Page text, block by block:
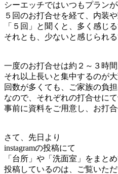
シーエッチではいつもプラン
５回のお打合せを経て、内装
「５回」と聞くと、多く感じ
それとも、少ないと感じられる
一度のお打合せは約２～３時間
それ以上長いと集中するのが
回数が多くても、ご家族の負
なので、それぞれの打合せに
事前に資料をご用意し、お打合
さて、先日より
instagramの投稿にて
「台所」や「洗面室」をまと
投稿しているのは、ご覧いた